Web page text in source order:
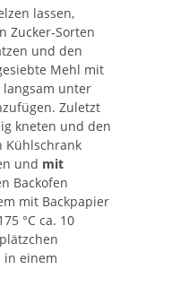
lassen,
Zucker-Sorten
und den
Mehl mit
unter
Zuletzt
kneten und den
Kühlschrank
und mit
Backofen
mit Backpapier
°C ca. 10
in einem